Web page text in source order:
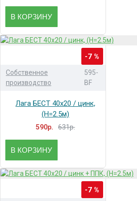
В КОРЗИНУ
-7 %
Собственное
производство
595-
BF
Лага БЕСТ 40x20 / цинк,
(H=2.5м)
590р. 631р.
В КОРЗИНУ
-7 %